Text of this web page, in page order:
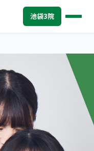
池袋3院